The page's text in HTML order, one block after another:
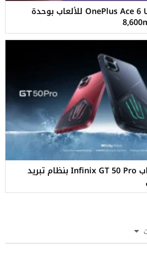
إطلاق هاتف OnePlus Ace 6 Ultra للألعاب بوحدة
تقديم هاتف الألعاب Infinix GT 50 Pro بنظام تبريد